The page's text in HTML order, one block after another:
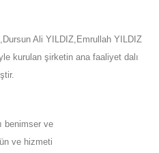
Ali YILDIZ,Emrullah YILDIZ
kurulan şirketin ana faaliyet dalı
benimser ve
ve hizmeti